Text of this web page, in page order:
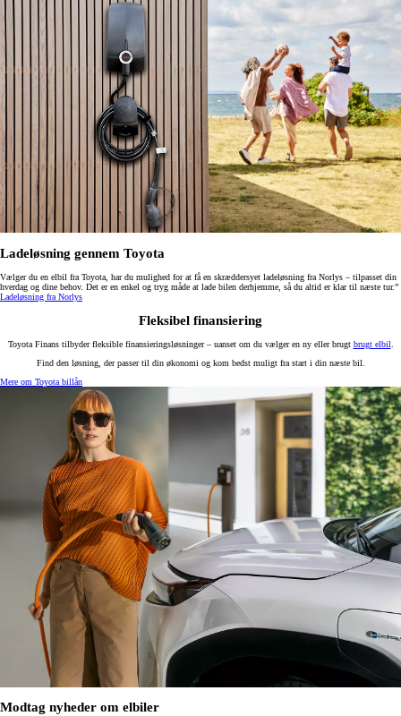
Ladeløsning gennem Toyota
Vælger du en elbil fra Toyota, har du mulighed for at få en skræddersyet ladeløsning fra Norlys – tilpasset din
hverdag og dine behov. Det er en enkel og tryg måde at lade bilen derhjemme, så du altid er klar til næste tur.”
Ladeløsning fra Norlys
Fleksibel finansiering
Toyota Finans tilbyder fleksible finansieringsløsninger – uanset om du vælger en ny eller brugt brugt elbil
Find den løsning, der passer til din økonomi og kom bedst muligt fra start i din næste bil.
Mere om Toyota billån
Modtag nyheder om elbiler